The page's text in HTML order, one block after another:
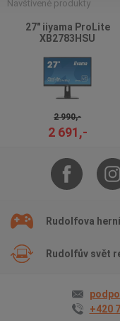
Navštívené produkty
27" iiyama ProLite
XB2783HSU
2 990,-
2 691,-
Rudolfova
Rudolfův svět
+420